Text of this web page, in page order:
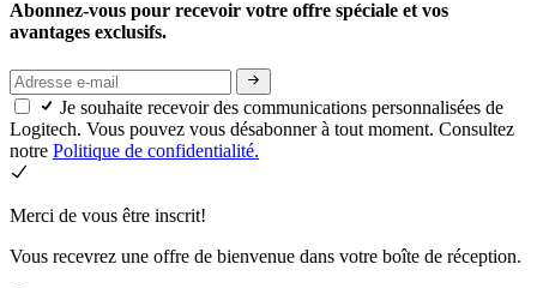
Abonnez-vous pour recevoir votre offre spéciale et vos
avantages exclusifs.
Je souhaite recevoir des communications personnalisées de
Logitech. Vous pouvez vous désabonner à tout moment. Consultez
notre Politique de confidentialité.
Merci de vous être inscrit!
Vous recevrez une offre de bienvenue dans votre boîte de réception.